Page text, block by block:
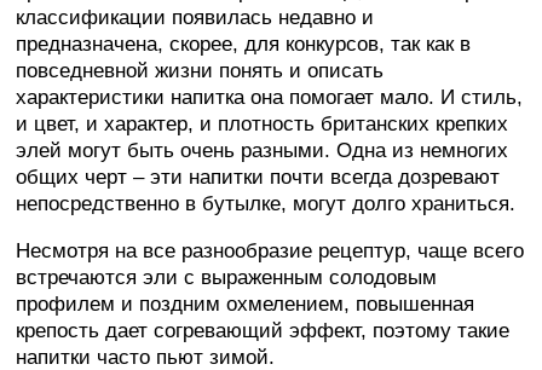
классификации появилась недавно и
предназначена, скорее, для конкурсов, так как в
повседневной жизни понять и описать
характеристики напитка она помогает мало. И стиль,
и цвет, и характер, и плотность британских крепких
элей могут быть очень разными. Одна из немногих
общих черт – эти напитки почти всегда дозревают
непосредственно в бутылке, могут долго храниться.
Несмотря на все разнообразие рецептур, чаще всего
встречаются эли с выраженным солодовым
профилем и поздним охмелением, повышенная
крепость дает согревающий эффект, поэтому такие
напитки часто пьют зимой.